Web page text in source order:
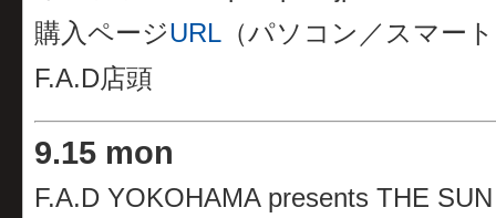
購入ページURL （パソコン／スマー
F.A.D店頭
9.15 mon
F.A.D YOKOHAMA presents THE